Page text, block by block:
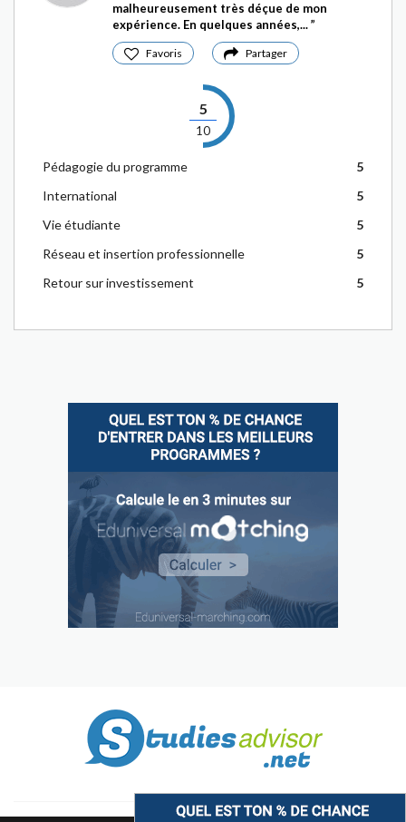
malheureusement très déçue de mon
expérience. En quelques années,...
Favoris Partager
5
10
Pédagogie du programme
5
International
5
Vie étudiante
5
Réseau et insertion professionnelle
5
Retour sur investissement
5